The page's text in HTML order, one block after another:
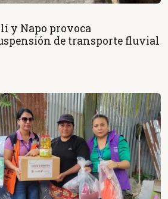
y Napo provoca
de transporte fluvial